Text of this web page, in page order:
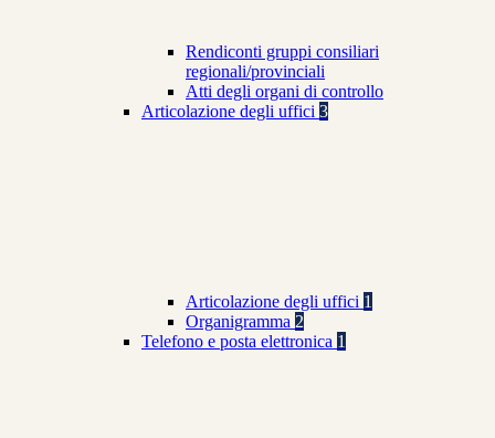
Rendiconti gruppi consiliari
regionali/provinciali
Atti degli organi di controllo
Articolazione degli uffici 3
Articolazione degli uffici 1
Organigramma 2
Telefono e posta elettronica 1